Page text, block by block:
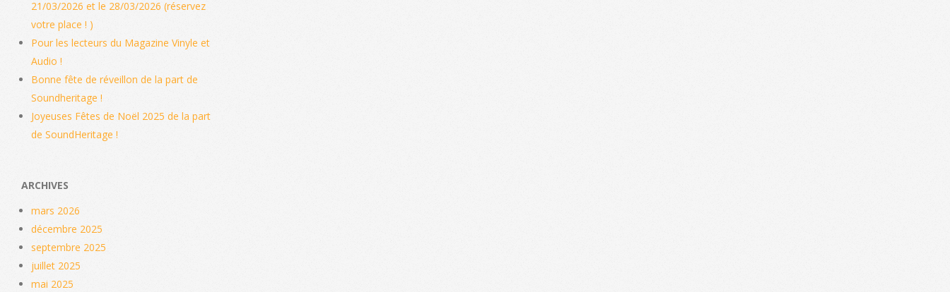
21/03/2026 et le 28/03/2026 (réservez
votre place ! )
Pour les lecteurs du Magazine Vinyle et
Audio !
Bonne fête de réveillon de la part de
Soundheritage !
Joyeuses Fêtes de Noël 2025 de la part
de SoundHeritage !
ARCHIVES
mars 2026
décembre 2025
septembre 2025
juillet 2025
mai 2025